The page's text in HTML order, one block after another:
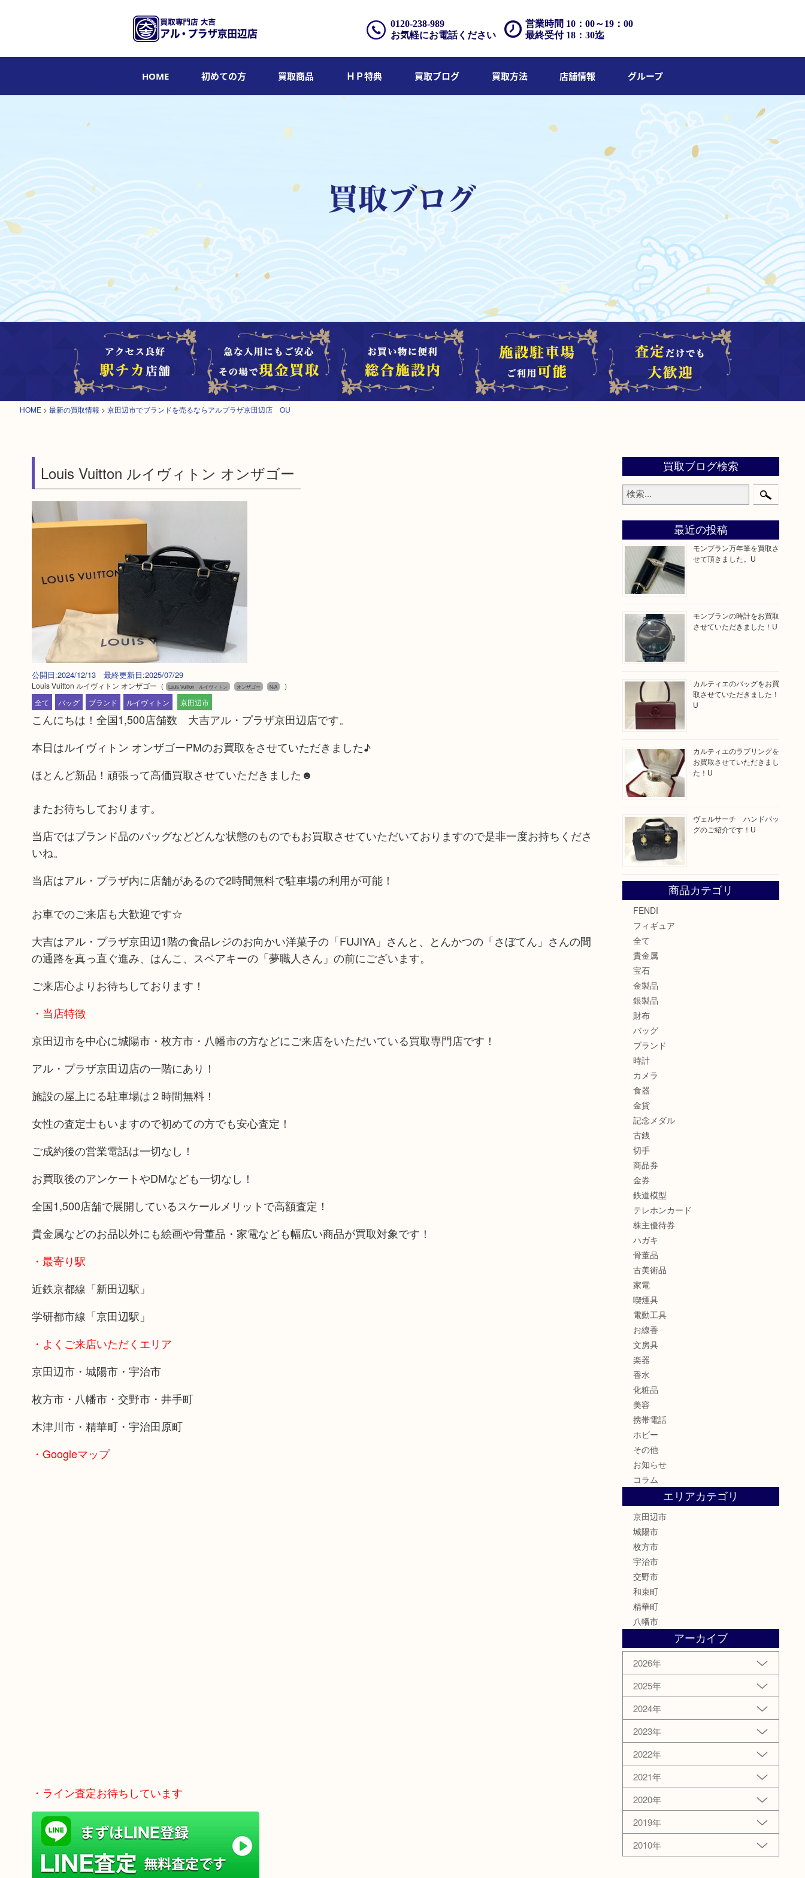
営業時間 10：00～19：00
最終受付 18：30迄
0120-238-989
お気軽にお電話ください
HOME 初めての方 買取商品 ＨＰ特典 買取ブログ 買取方法 店舗情報 グループ
HOME > 最新の買取情報 > 京田辺市でブランドを売るならアルプラザ京田辺店 OU
Louis Vuitton ルイヴィトン オンザゴー
公開日:2024/12/13 最終更新日:2025/07/29
Louis Vuitton ルイヴィトン オンザゴー （ Louis Vuitton ルイヴィトン オンザゴー N/A
）
全て
バッグ ブランド ルイヴィトン 京田辺市
こんにちは！全国1,500店舗数 大吉アル・プラザ京田辺店です。
本日はルイヴィトン オンザゴーPMのお買取をさせていただきました♪
ほとんど新品！頑張って高価買取させていただきました☻
またお待ちしております。
当店ではブランド品のバッグなどどんな状態のものでもお買取させていただいておりますので是非一度お持ちくださ
いね。
当店はアル・プラザ内に店舗があるので2時間無料で駐車場の利用が可能！
お車でのご来店も大歓迎です☆
大吉はアル・プラザ京田辺1階の食品レジのお向かい洋菓子の「FUJIYA」さんと、とんかつの「さぼてん」さんの間
の通路を真っ直ぐ進み、はんこ、スペアキーの「夢職人さん」の前にございます。
ご来店心よりお待ちしております！
・当店特徴
京田辺市を中心に城陽市・枚方市・八幡市の方などにご来店をいただいている買取専門店です！
アル・プラザ京田辺店の一階にあり！
施設の屋上にる駐車場は２時間無料！
女性の査定士もいますので初めての方でも安心査定！
ご成約後の営業電話は一切なし！
お買取後のアンケートやDMなども一切なし！
全国1,500店舗で展開しているスケールメリットで高額査定！
貴金属などのお品以外にも絵画や骨董品・家電なども幅広い商品が買取対象です！
・最寄り駅
近鉄京都線「新田辺駅」
学研都市線「京田辺駅」
・よくご来店いただくエリア
京田辺市・城陽市・宇治市
枚方市・八幡市・交野市・井手町
木津川市・精華町・宇治田原町
・Googleマップ
・ライン査定お待ちしています
買取ブログ検索
最近の投稿
モンブラン万年筆を買取さ
せて頂きました。U
モンブランの時計をお買取
させていただきました！U
カルティエのバッグをお買
取させていただきました！
U
カルティエのラブリングを
お買取させていただきまし
た！U
ヴェルサーチ ハンドバッ
グのご紹介です！U
商品カテゴリ
FENDI
フィギュア
全て
貴金属
宝石
金製品
銀製品
財布
バッグ
ブランド
時計
カメラ
食器
金貨
記念メダル
古銭
切手
商品券
金券
鉄道模型
テレホンカード
株主優待券
ハガキ
骨董品
古美術品
家電
喫煙具
電動工具
お線香
文房具
楽器
香水
化粧品
美容
携帯電話
ホビー
その他
お知らせ
コラム
エリアカテゴリ
京田辺市
城陽市
枚方市
宇治市
交野市
和束町
精華町
八幡市
アーカイブ
2026年
2025年
2024年
2023年
2022年
2021年
2020年
2019年
2010年